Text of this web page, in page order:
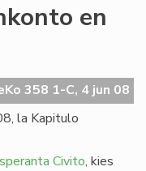
en
358 1-C, 4 jun 08
la Kapitulo
Civito, kies